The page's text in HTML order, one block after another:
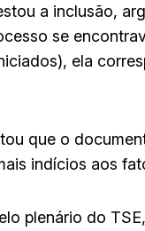
a inclusão,
se
ela
que o
indícios aos
plenário do